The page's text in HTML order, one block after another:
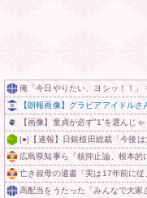
俺「今日やりたい、ヨシッ！！
【朗報画像】グラビアアイドル
【画像】童貞が必ず”1”を選んじ
|●|【速報】日銀植田総裁「今後は
広島県知事ら「核抑止論、根本的
亡き叔母の遺書「実は17年前に
高配当をうたった「みんなで大